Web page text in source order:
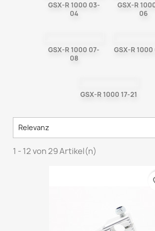
GSX-R 1000 03-
04
GSX-R
06
GSX-R 1000 07-
08
GSX-R 1000
GSX-R 1000 17-21
Relevanz
1 - 12 von 29 Artikel(n)